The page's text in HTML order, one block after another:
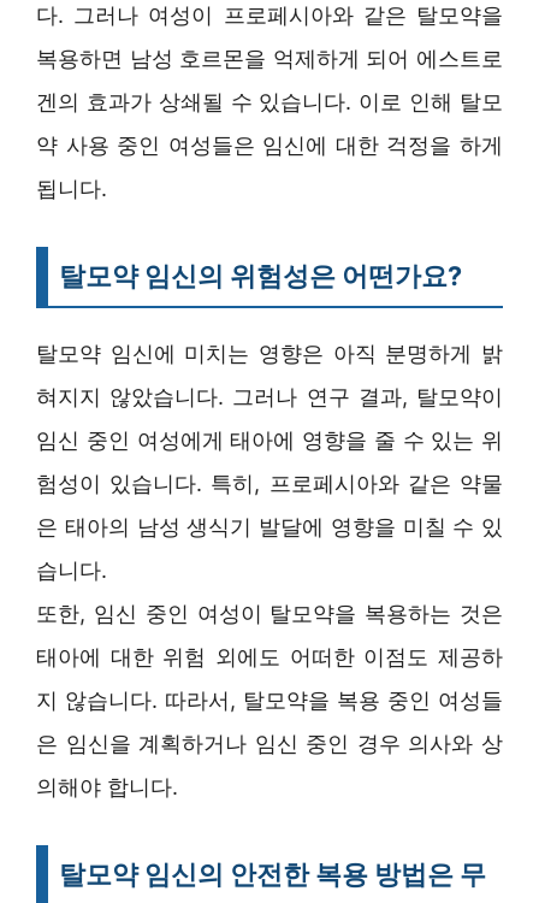
다. 그러나 여성이 프로페시아와 같은 탈모약을
복용하면 남성 호르몬을 억제하게 되어 에스트로
겐의 효과가 상쇄될 수 있습니다. 이로 인해 탈모
약 사용 중인 여성들은 임신에 대한 걱정을 하게
됩니다.
탈모약 임신의 위험성은 어떤가요?
탈모약 임신에 미치는 영향은 아직 분명하게 밝
혀지지 않았습니다. 그러나 연구 결과, 탈모약이
임신 중인 여성에게 태아에 영향을 줄 수 있는 위
험성이 있습니다. 특히, 프로페시아와 같은 약물
은 태아의 남성 생식기 발달에 영향을 미칠 수 있
습니다.
또한, 임신 중인 여성이 탈모약을 복용하는 것은
태아에 대한 위험 외에도 어떠한 이점도 제공하
지 않습니다. 따라서, 탈모약을 복용 중인 여성들
은 임신을 계획하거나 임신 중인 경우 의사와 상
의해야 합니다.
탈모약 임신의 안전한 복용 방법은 무